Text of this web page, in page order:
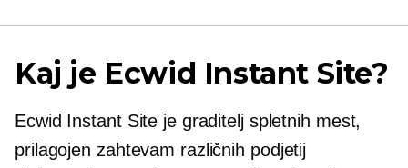
Kaj je Ecwid Instant Site?
Ecwid Instant Site je graditelj spletnih mest,
prilagojen zahtevam različnih podjetij